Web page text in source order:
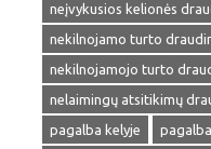
neįvykusios kelionės
nekilnojamo turto
nekilnojamojo turto
nelaimingų atsitikimų
pagalba kelyje